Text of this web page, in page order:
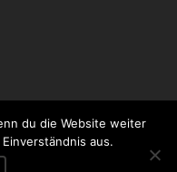
du die Website weiter
aus.